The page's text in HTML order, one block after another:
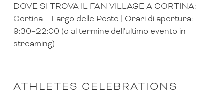
DOVE SI TROVA IL FAN VILLAGE A CORTINA:
Cortina – Largo delle Poste | Orari di apertura:
9:30–22:00 (o al termine dell’ultimo evento in
streaming)
ATHLETES CELEBRATIONS